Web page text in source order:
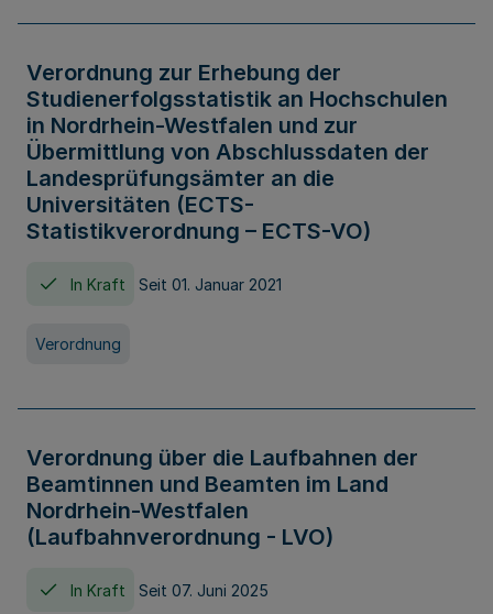
Verordnung zur Erhebung der
Studienerfolgsstatistik an Hochschulen
in Nordrhein-Westfalen und zur
Übermittlung von Abschlussdaten der
Landesprüfungsämter an die
Universitäten (ECTS-
Statistikverordnung – ECTS-VO)
In Kraft Seit 01. Januar 2021
Verordnung
Verordnung über die Laufbahnen der
Beamtinnen und Beamten im Land
Nordrhein-Westfalen
(Laufbahnverordnung - LVO)
In Kraft Seit 07. Juni 2025